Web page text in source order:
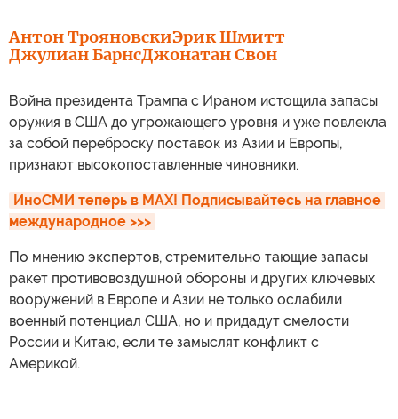
Антон ТрояновскиЭрик Шмитт
Джулиан БарнсДжонатан Свон
Война президента Трампа с Ираном истощила запасы
оружия в США до угрожающего уровня и уже повлекла
за собой переброску поставок из Азии и Европы,
признают высокопоставленные чиновники.
ИноСМИ теперь в MAX! Подписывайтесь на главное
международное >>>
По мнению экспертов, стремительно тающие запасы
ракет противовоздушной обороны и других ключевых
вооружений в Европе и Азии не только ослабили
военный потенциал США, но и придадут смелости
России и Китаю, если те замыслят конфликт с
Америкой.